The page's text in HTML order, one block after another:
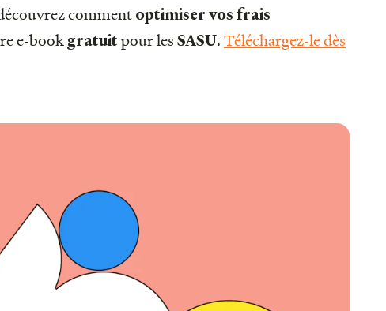
comment optimiser vos frais
e-book gratuit pour les SASU.Téléchargez-le dès